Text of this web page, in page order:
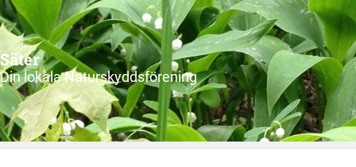
Styrelsen
Utflyktsmål
Säter
Din lokala Naturskyddsförening